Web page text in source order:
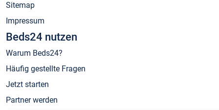
Sitemap
Impressum
Beds24 nutzen
Warum Beds24?
Häufig gestellte Fragen
Jetzt starten
Partner werden